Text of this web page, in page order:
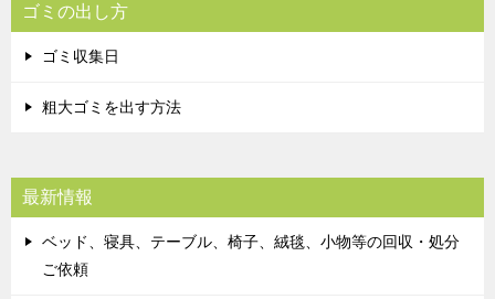
ゴミの出し方
ゴミ収集日
粗大ゴミを出す方法
最新情報
ベッド、寝具、テーブル、椅子、絨毯、小物等の回収・処分
ご依頼